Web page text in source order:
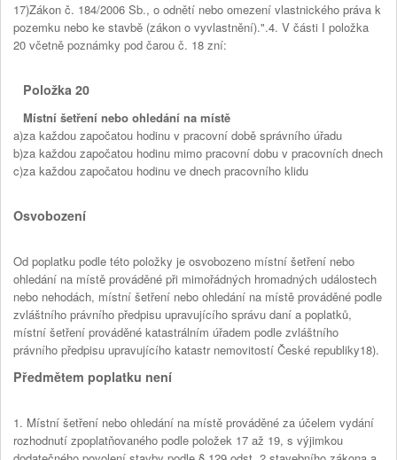
17)Zákon č. 184/2006 Sb., o odnětí nebo omezení vlastnického práva k
pozemku nebo ke stavbě (zákon o vyvlastnění).".4. V části I položka
20 včetně poznámky pod čarou č. 18 zní:
Položka 20
Místní šetření nebo ohledání na místě
a)za každou započatou hodinu v pracovní době správního úřadu
b)za každou započatou hodinu mimo pracovní dobu v pracovních dnech
c)za každou započatou hodinu ve dnech pracovního klidu
Osvobození
Od poplatku podle této položky je osvobozeno místní šetření nebo
ohledání na místě prováděné při mimořádných hromadných událostech
nebo nehodách, místní šetření nebo ohledání na místě prováděné podle
zvláštního právního předpisu upravujícího správu daní a poplatků,
místní šetření prováděné katastrálním úřadem podle zvláštního
právního předpisu upravujícího katastr nemovitostí České republiky18).
Předmětem poplatku není
1. Místní šetření nebo ohledání na místě prováděné za účelem vydání
rozhodnutí zpoplatňovaného podle položek 17 až 19, s výjimkou